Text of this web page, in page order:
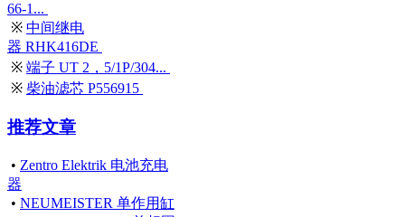
66-1...
※ 中间继电
器 RHK416DE
※ 端子 UT 2，5/1P/304...
※ 柴油滤芯 P556915
推荐文章
• Zentro Elektrik 电池充电
器
• NEUMEISTER 单作用缸